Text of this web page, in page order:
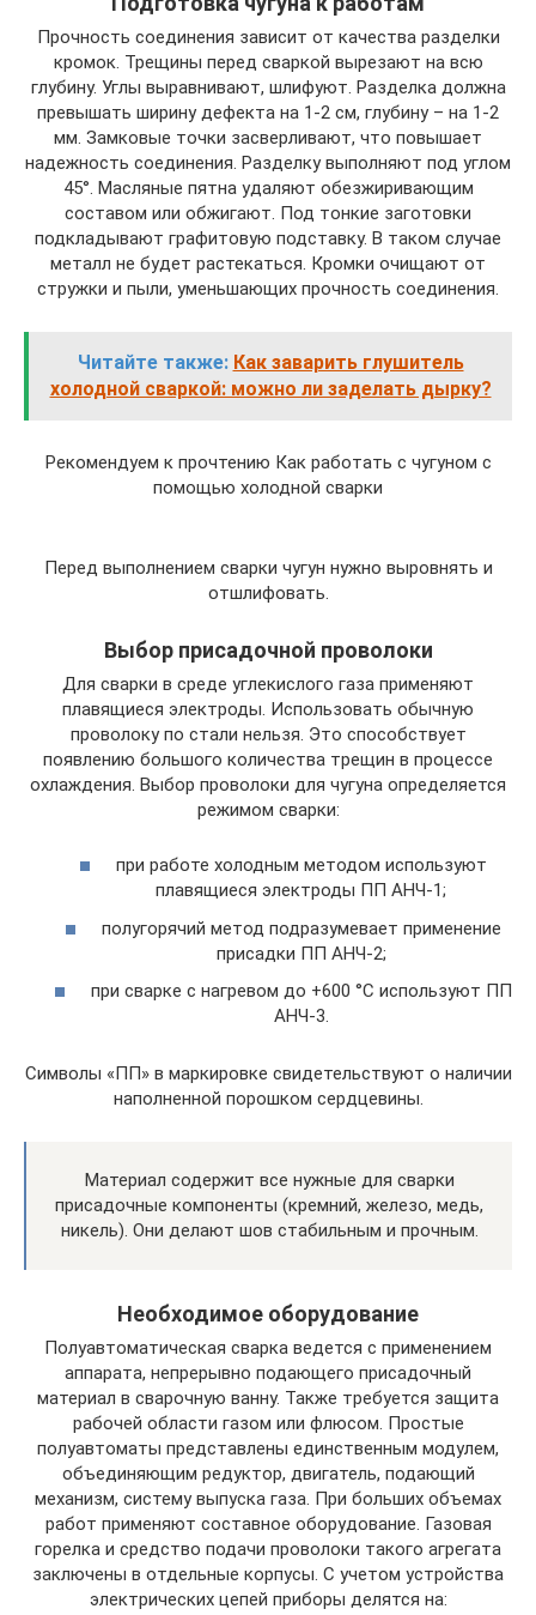
Прочность соединения зависит от качества разделки
кромок. Трещины перед сваркой вырезают на всю
глубину. Углы выравнивают, шлифуют. Разделка должна
превышать ширину дефекта на 1-2 см, глубину – на 1-2
мм. Замковые точки засверливают, что повышает
надежность соединения. Разделку выполняют под углом
45°. Масляные пятна удаляют обезжиривающим
составом или обжигают. Под тонкие заготовки
подкладывают графитовую подставку. В таком случае
металл не будет растекаться. Кромки очищают от
стружки и пыли, уменьшающих прочность соединения.
Читайте также: Как заварить глушитель
холодной сваркой: можно ли заделать дырку?
Рекомендуем к прочтению Как работать с чугуном с
помощью холодной сварки
Перед выполнением сварки чугун нужно выровнять и
отшлифовать.
Выбор присадочной проволоки
Для сварки в среде углекислого газа применяют
плавящиеся электроды. Использовать обычную
проволоку по стали нельзя. Это способствует
появлению большого количества трещин в процессе
охлаждения. Выбор проволоки для чугуна определяется
режимом сварки:
при работе холодным методом используют
плавящиеся электроды ПП АНЧ-1;
полугорячий метод подразумевает применение
присадки ПП АНЧ-2;
при сварке с нагревом до +600 °C используют ПП
АНЧ-3.
Символы «ПП» в маркировке свидетельствуют о наличии
наполненной порошком сердцевины.
Материал содержит все нужные для сварки
присадочные компоненты (кремний, железо, медь,
никель). Они делают шов стабильным и прочным.
Необходимое оборудование
Полуавтоматическая сварка ведется с применением
аппарата, непрерывно подающего присадочный
материал в сварочную ванну. Также требуется защита
рабочей области газом или флюсом. Простые
полуавтоматы представлены единственным модулем,
объединяющим редуктор, двигатель, подающий
механизм, систему выпуска газа. При больших объемах
работ применяют составное оборудование. Газовая
горелка и средство подачи проволоки такого агрегата
заключены в отдельные корпусы. С учетом устройства
электрических цепей приборы делятся на: